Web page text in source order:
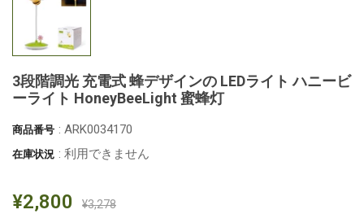
3段階調光 充電式 蜂デザインの LEDライト ハニービ
ーライト HoneyBeeLight 蜜蜂灯
商品番号 : ARK0034170
在庫状況 : 利用できません
¥2,800 ¥3,278